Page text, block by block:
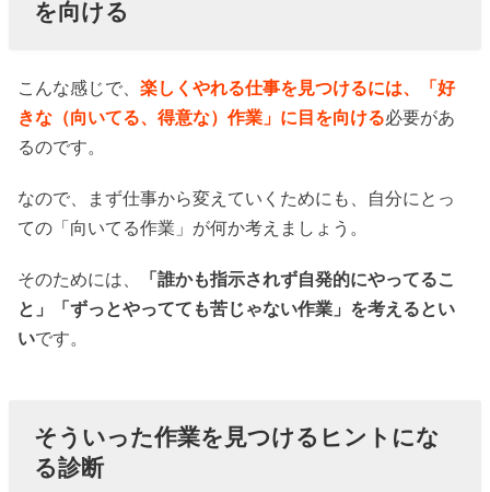
を向ける
こんな感じで、楽しくやれる仕事を見つけるには、「好
きな（向いてる、得意な）作業」に目を向ける必要があ
るのです。
なので、まず仕事から変えていくためにも、自分にとっ
ての「向いてる作業」が何か考えましょう。
そのためには、
「誰かも指示されず自発的にやってるこ
と」「ずっとやってても苦じゃない作業」を考えるとい
いです。
そういった作業を見つけるヒントにな
る診断